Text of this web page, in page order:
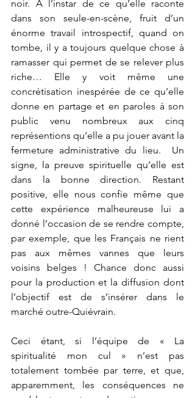
noir. A l’instar de ce qu’elle raconte
dans son seule-en-scène, fruit d’un
énorme travail introspectif, quand on
tombe, il y a toujours quelque chose à
ramasser qui permet de se relever plus
riche… Elle y voit même une
concrétisation inespérée de ce qu’elle
donne en partage et en paroles à son
public venu nombreux aux cinq
représentions qu’elle a pu jouer avant la
fermeture administrative du lieu.  Un
signe, la preuve spirituelle qu’elle est
dans la bonne direction. Restant
positive, elle nous confie même que
cette expérience malheureuse lui a
donné l’occasion de se rendre compte,
par exemple, que les Français ne rient
pas aux mêmes vannes que leurs
voisins belges ! Chance donc aussi
pour la production et la diffusion dont
l’objectif est de s’insérer dans le
marché outre-Quiévrain.
Ceci étant, si l’équipe de « La
spiritualité mon cul » n’est pas
totalement tombée par terre, et que,
apparemment, les conséquences ne